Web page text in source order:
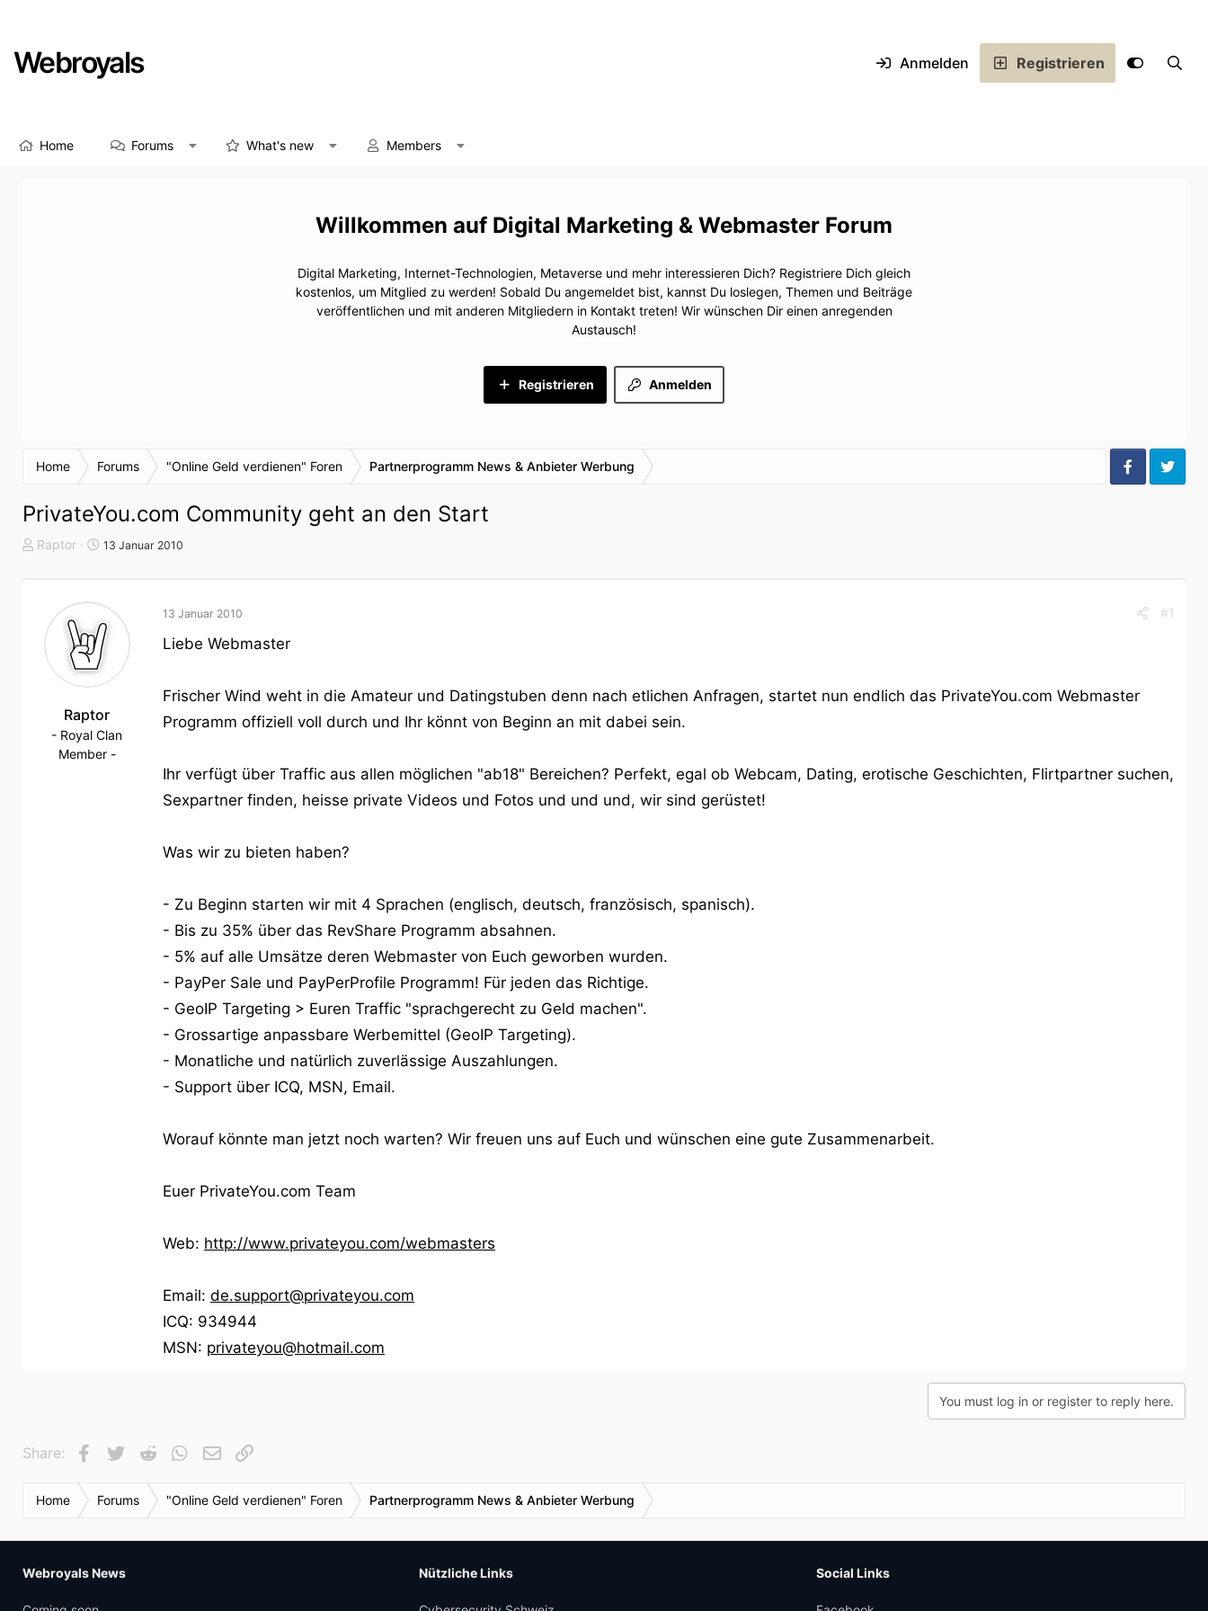
Webroyals Anmelden Registrieren
Home Forums What's new Members
Digital Marketing & Webmaster Forum
Digital Marketing, Internet-Technologien, Metaverse und mehr interessieren Dich? Registriere Dich gleich
kostenlos, um Mitglied zu werden! Sobald Du angemeldet bist, kannst Du loslegen, Themen und Beiträge
veröffentlichen und mit anderen Mitgliedern in Kontakt treten! Wir wünschen Dir einen anregenden
Austausch!
Anmelden
Registrieren
Home Forums "Online Geld verdienen" Foren Partnerprogramm News & Anbieter Werbung
PrivateYou.com Community geht an den Start
T
Raptor
S
d
m
13 Januar 2010
Raptor
- Royal Clan
Member -
13 Januar 2010 #1
Liebe Webmaster
Frischer Wind weht in die Amateur und Datingstuben denn nach etlichen Anfragen, startet nun endlich das PrivateYou.com Webmaster
Programm offiziell voll durch und Ihr könnt von Beginn an mit dabei sein.
Ihr verfügt über Traffic aus allen möglichen "ab18" Bereichen? Perfekt, egal ob Webcam, Dating, erotische Geschichten, Flirtpartner suchen,
Sexpartner finden, heisse private Videos und Fotos und und und, wir sind gerüstet!
Was wir zu bieten haben?
- Zu Beginn starten wir mit 4 Sprachen (englisch, deutsch, französisch, spanisch).
- Bis zu 35% über das RevShare Programm absahnen.
- 5% auf alle Umsätze deren Webmaster von Euch geworben wurden.
- PayPer Sale und PayPerProfile Programm! Für jeden das Richtige.
- GeoIP Targeting > Euren Traffic "sprachgerecht zu Geld machen".
- Grossartige anpassbare Werbemittel (GeoIP Targeting).
- Monatliche und natürlich zuverlässige Auszahlungen.
- Support über ICQ, MSN, Email.
Worauf könnte man jetzt noch warten? Wir freuen uns auf Euch und wünschen eine gute Zusammenarbeit.
Euer PrivateYou.com Team
Web: http://www.privateyou.com/webmasters
Email: de.support@privateyou.com
ICQ: 934944
MSN: privateyou@hotmail.com
You must log in or register to reply here.
Share: FacebookTwitterReddit WhatsApp
E-Mail
Home Forums "Online Geld verdienen" Foren Partnerprogramm News & Anbieter Werbung
Webroyals News Nützliche Links Social Links